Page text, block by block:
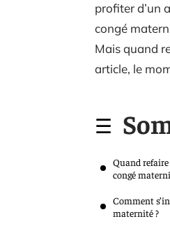
profiter d’un
congé
Mais quand
article, le
Quand
congé
Comment
maternité ?